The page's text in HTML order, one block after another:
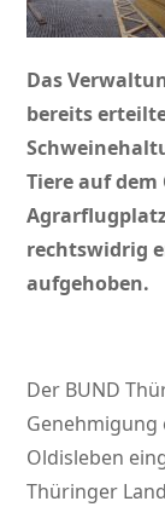
Das
bereits
Tiere auf dem
rechtswidrig
aufgehoben.
Der BUND
Genehmigung
Oldisleben
Thüringer